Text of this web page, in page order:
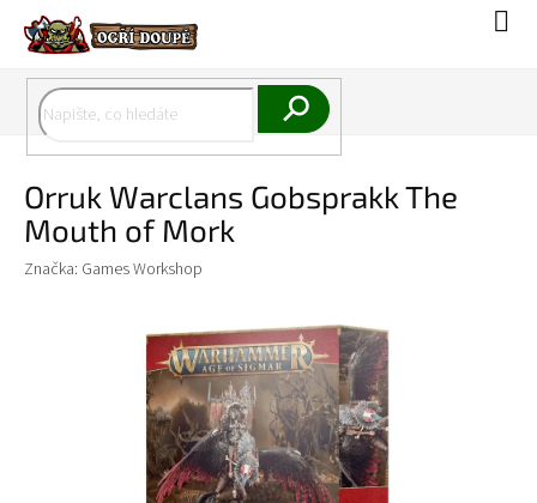
obsah
Orruk Warclans Gobsprakk The
Mouth of Mork
Značka: Games Workshop